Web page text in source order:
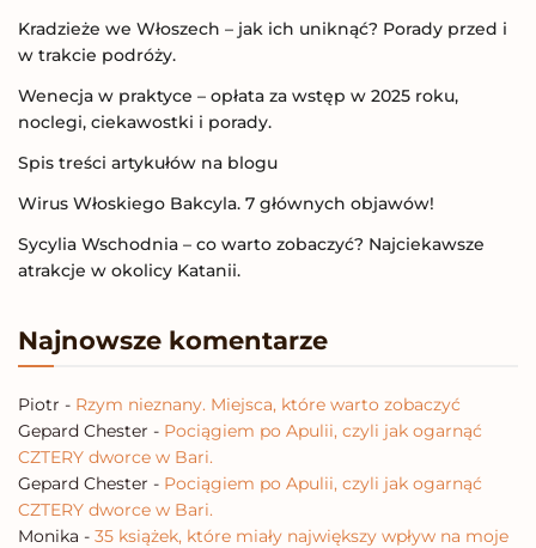
Kradzieże we Włoszech – jak ich uniknąć? Porady przed i
w trakcie podróży.
Wenecja w praktyce – opłata za wstęp w 2025 roku,
noclegi, ciekawostki i porady.
Spis treści artykułów na blogu
Wirus Włoskiego Bakcyla. 7 głównych objawów!
Sycylia Wschodnia – co warto zobaczyć? Najciekawsze
atrakcje w okolicy Katanii.
Najnowsze komentarze
Piotr - Rzym nieznany. Miejsca, które warto zobaczyć
Gepard Chester - Pociągiem po Apulii, czyli jak ogarnąć
CZTERY dworce w Bari.
Gepard Chester - Pociągiem po Apulii, czyli jak ogarnąć
CZTERY dworce w Bari.
Monika - 35 książek, które miały największy wpływ na moje